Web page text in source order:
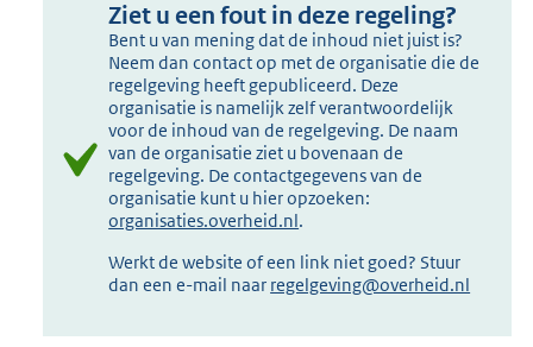
Ziet u een fout in deze regeling?
Bent u van mening dat de inhoud niet juist is?
Neem dan contact op met de organisatie die de
regelgeving heeft gepubliceerd. Deze
organisatie is namelijk zelf verantwoordelijk
voor de inhoud van de regelgeving. De naam
van de organisatie ziet u bovenaan de
regelgeving. De contactgegevens van de
organisatie kunt u hier opzoeken:
organisaties.overheid.nl.
Werkt de website of een link niet goed? Stuur
dan een e-mail naar regelgeving@overheid.nl